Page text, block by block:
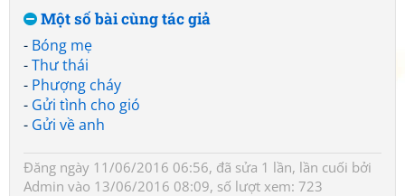
Một số bài cùng tác giả
- Bóng mẹ
-Thư thái
- Phượng cháy
- Gửi tình cho gió
- Gửi về anh
Đăng ngày 11/06/2016 06:56, đã sửa 1 lần, lần cuối bởi
Admin vào 13/06/2016 08:09, số lượt xem: 723